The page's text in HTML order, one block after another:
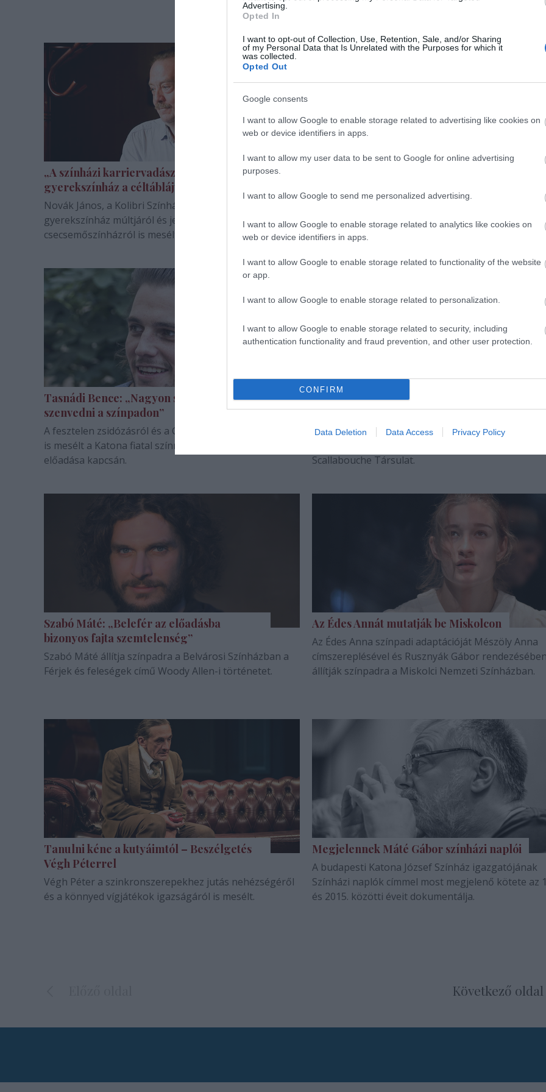
Advertising.
Opted In
I want to opt-out of Collection, Use, Retention, Sale, and/or Sharing
of my Personal Data that Is Unrelated with the Purposes for which it
was collected.
Opted Out
Google consents
I want to allow Google to enable storage related to advertising like cookies on
web or device identifiers in apps.
I want to allow my user data to be sent to Google for online advertising
purposes.
I want to allow Google to send me personalized advertising.
I want to allow Google to enable storage related to analytics like cookies on
web or device identifiers in apps.
I want to allow Google to enable storage related to functionality of the website
or app.
I want to allow Google to enable storage related to personalization.
I want to allow Google to enable storage related to security, including
authentication functionality and fraud prevention, and other user protection.
CONFIRM
Data Deletion Data Access Privacy Policy
„A színházi karriervadászoknak nem a
gyerekszínház a céltáblájuk”
Novák János, a Kolibri Színház igazgatója a
gyerekszínház múltjáról és jelenéről, valamint a
csecsemőszínházról is mesélt a HVG-nek.
századi magyar költőktől.
Tasnádi Bence: „Nagyon szeretek
szenvedni a színpadon”
A fesztelen zsidózásról és a Gondnokság című sitcomról
is mesélt a Katona fiatal színművésze a Kiválasztottak
előadása kapcsán.
Indul Alexis Latham improvizációs alapú
színházának új évada
Workshopokkal, újonnan indított Scalla School-al
Scallabouche Társulat.
Szabó Máté: „Belefér az előadásba
bizonyos fajta szemtelenség”
Szabó Máté állítja színpadra a Belvárosi Színházban a
Férjek és feleségek című Woody Allen-i történetet.
Az Édes Annát mutatják be Miskolcon
Az Édes Anna színpadi adaptációját Mészöly Anna
címszereplésével és Rusznyák Gábor
állítják színpadra a Miskolci Nemzeti Színházban.
Tanulni kéne a kutyáimtól – Beszélgetés
Végh Péterrel
Végh Péter a szinkronszerepekhez jutás nehézségéről
és a könnyed vígjátékok igazságáról is mesélt.
Megjelennek Máté Gábor színházi naplói
A budapesti Katona József Színház igazgatójának
Színházi naplók címmel most megjelenő kötete az
és 2015. közötti éveit dokumentálja.
Következő oldal